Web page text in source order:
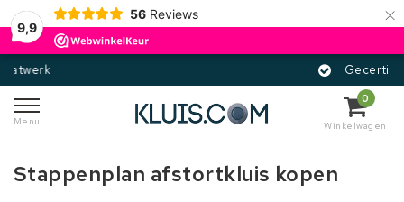
9,9
56 Reviews ×
Menu
0
Winkelwagen
Stappenplan afstortkluis kopen